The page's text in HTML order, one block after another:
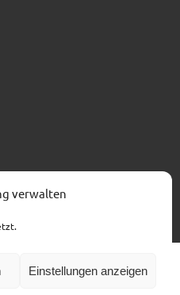
verwalten
Einstellungen anzeigen